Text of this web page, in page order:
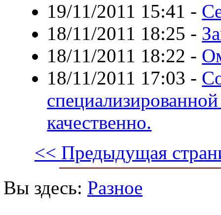
19/11/2011 15:41 -
18/11/2011 18:25 -
18/11/2011 18:22 -
18/11/2011 17:03 -
качественно.
<< Предыдущая
Вы здесь: Разное